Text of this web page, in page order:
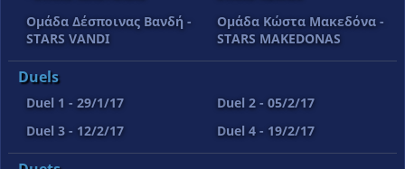
Ομάδα Δέσποινας Βανδή -
STARS VANDI
Όμάδα Κώστα Μακεδόνα -
STARS MAKEDONAS
Duels
Duel 1 - 29/1/17
Duel 2 - 05/2/17
Duel 3 - 12/2/17
Duel 4 - 19/2/17